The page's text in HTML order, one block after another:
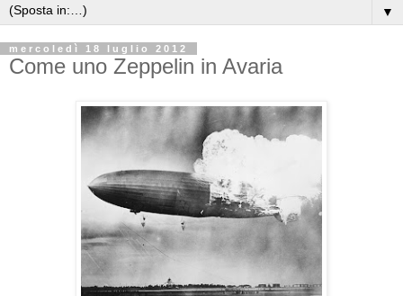
▼
mercoledì 18 luglio 2012
Come uno Zeppelin in Avaria